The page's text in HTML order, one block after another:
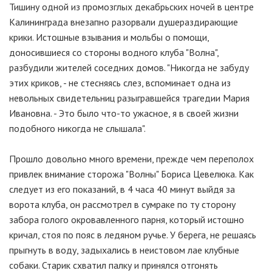
Тишину одной из промозглых декабрьских ночей в центре
Калининграда внезапно разорвали душераздирающие
крики. Истошные взывания и мольбы о помощи,
доносившиеся со стороны водного клуба "Волна",
разбудили жителей соседних домов. "Никогда не забуду
этих криков, - не стесняясь слез, вспоминает одна из
невольных свидетельниц разыгравшейся трагедии Мария
Ивановна. - Это было что-то ужасное, я в своей жизни
подобного никогда не слышала".
Прошло довольно много времени, прежде чем переполох
привлек внимание сторожа "Волны" Бориса Цевелюка. Как
следует из его показаний, в 4 часа 40 минут выйдя за
ворота клуба, он рассмотрел в сумраке по ту сторону
забора голого окровавленного парня, который истошно
кричал, стоя по пояс в ледяном ручье. У берега, не решаясь
прыгнуть в воду, задыхались в неистовом лае клубные
собаки. Старик схватил палку и принялся отгонять